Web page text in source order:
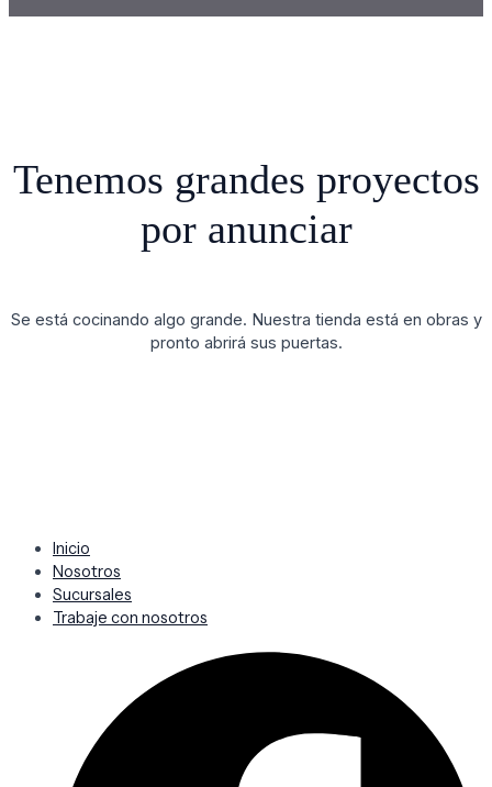
Tenemos grandes proyectos
por anunciar
Se está cocinando algo grande. Nuestra tienda está en obras y
pronto abrirá sus puertas.
Inicio
Nosotros
Sucursales
Trabaje con nosotros